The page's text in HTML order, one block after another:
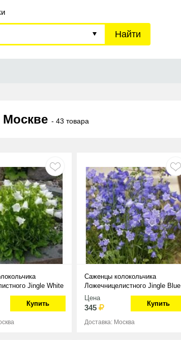
Найти
Москве - 43 товара
Jingle White
Купить
Саженцы колокольчика
Ложечницелистного Jingle Blue
Цена
345 Купить
Доставка: Москва